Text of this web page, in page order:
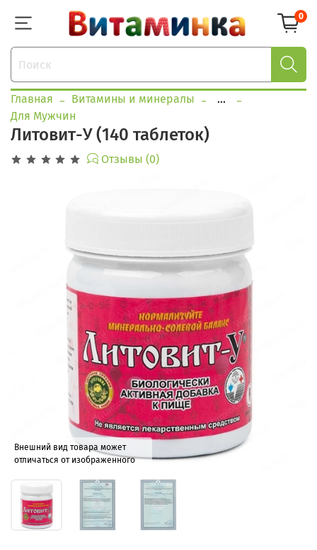
0
Главная Витамины и минералы
...
Для Мужчин
Литовит-У (140 таблеток)
Отзывы (0)
Внешний вид товара может
отличаться от изображенного